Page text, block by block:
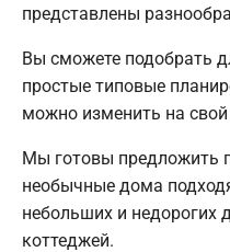
представлены
Вы сможете подобрать
простые типовые
можно изменить на свой
Мы готовы предложить
необычные дома
небольших и недорогих
коттеджей.